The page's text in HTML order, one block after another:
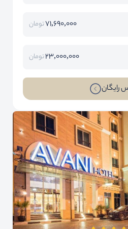
71,690,000تومان
23,000,000تومان
رایگان